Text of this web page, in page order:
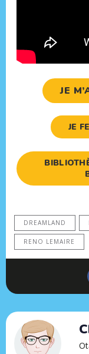
JE
JE
DREAMLAND
RENO LEMAIRE